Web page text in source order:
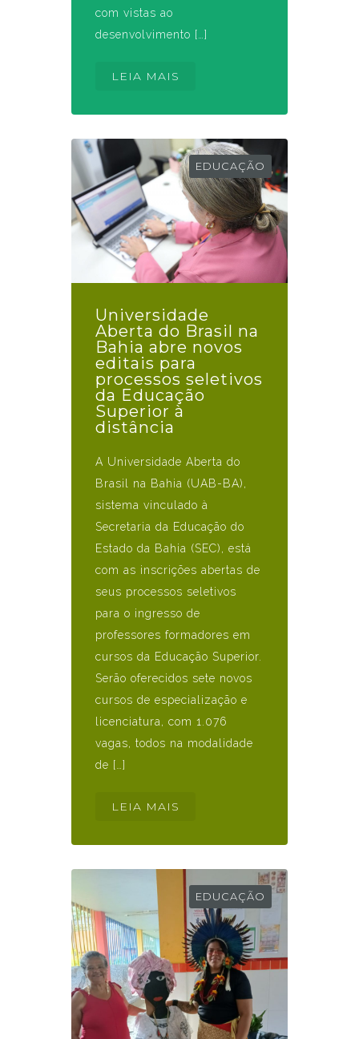
com vistas ao
desenvolvimento […]
LEIA MAIS
EDUCAÇÃO
Universidade
Aberta do Brasil na
Bahia abre novos
editais para
processos seletivos
da Educação
Superior à
distância
A Universidade Aberta do
Brasil na Bahia (UAB-BA),
sistema vinculado à
Secretaria da Educação do
Estado da Bahia (SEC), está
com as inscrições abertas de
seus processos seletivos
para o ingresso de
professores formadores em
cursos da Educação Superior.
Serão oferecidos sete novos
cursos de especialização e
licenciatura, com 1.076
vagas, todos na modalidade
de […]
LEIA MAIS
EDUCAÇÃO